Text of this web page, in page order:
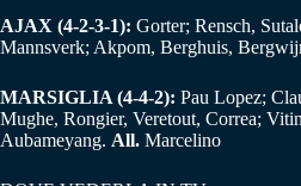
AJAX (4-2-3-1): Gorter; Rensch,
Mannsverk; Akpom, Berghuis,
MARSIGLIA (4-4-2): Pau Lopez;
Mughe, Rongier, Veretout, Correa;
Aubameyang. All. Marcelino